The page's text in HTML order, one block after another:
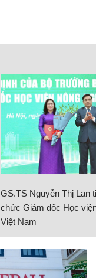
GS.TS Nguyễn Thị Lan
chức Giám đốc Học
Việt Nam